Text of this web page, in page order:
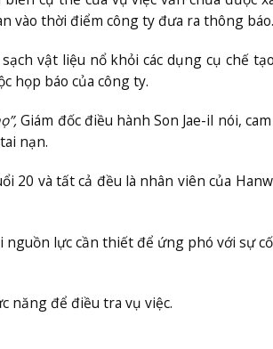
vào thời điểm công ty đưa ra thông báo.
vật liệu nổ khỏi các dụng cụ chế
họp báo của công ty.
Giám đốc điều hành Son Jae-il nói,
nạn.
20 và tất cả đều là nhân viên của
nguồn lực cần thiết để ứng phó với sự
năng để điều tra vụ việc.